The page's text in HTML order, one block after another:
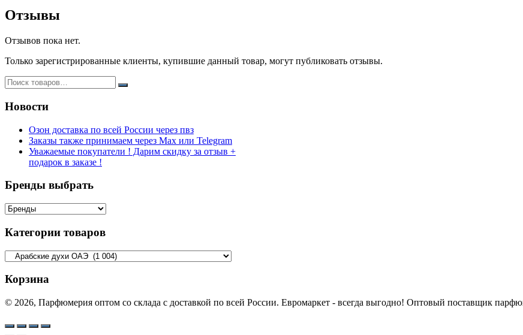
Отзывы
Отзывов пока нет.
Только зарегистрированные клиенты, купившие данный товар, могут публиковать отзывы.
Новости
Озон доставка по всей России через пвз
Заказы также принимаем через Max или Telegram
Уважаемые покупатели ! Дарим скидку за отзыв +
подарок в заказе !
Бренды выбрать
Категории товаров
Корзина
© 2026, Парфюмерия оптом со склада с доставкой по всей России. Евромаркет - всегда выгодно! Оптовый поставщик